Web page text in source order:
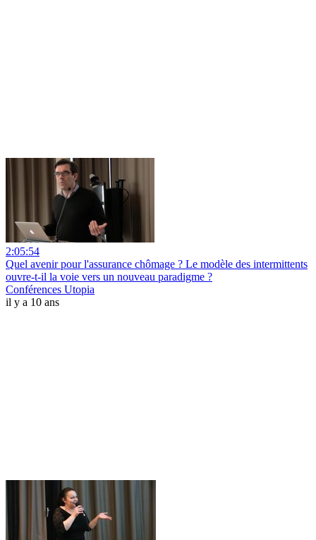
2:05:54
Quel avenir pour l'assurance chômage ? Le modèle des intermittents
ouvre-t-il la voie vers un nouveau paradigme ?
Conférences Utopia
il y a 10 ans